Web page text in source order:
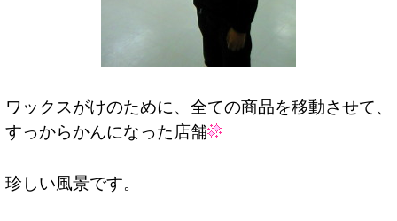
ワックスがけのために、全ての商品を移動させて、
すっからかんになった店舗
珍しい風景です。